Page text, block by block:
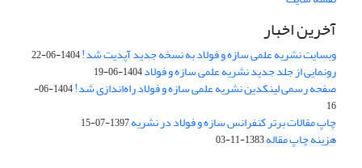
آخرین اخبار
وبسایت نشریه علمی سازه و فولاد به نسخه جدید آپدیت شد!1404-06-22
رونمایی از جلد جدید نشریه علمی سازه و فولاد1404-06-19
صفحه رسمی لینکدین نشریه علمی سازه و فولاد راه‌اندازی شد!
1404-06-
16
چاپ مقالات برتر کنفرانس سازه و فولاد در نشریه1397-07-15
هزینه چاپ مقاله1383-11-03